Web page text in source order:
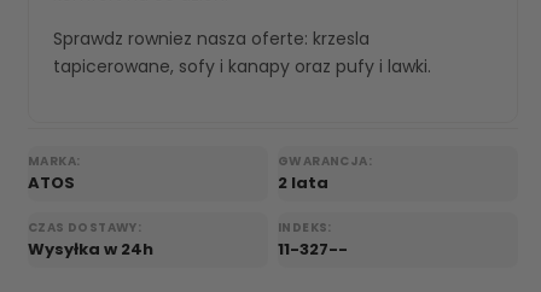
Sprawdz rowniez nasza oferte: krzesla
tapicerowane, sofy i kanapy oraz pufy i lawki.
MARKA:
ATOS
GWARANCJA:
2 lata
CZAS DOSTAWY:
Wysyłka w 24h
INDEKS:
11-327--